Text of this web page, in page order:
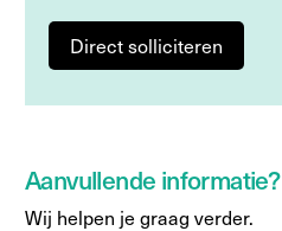
Direct solliciteren
Aanvullende informatie?
Wij helpen je graag verder.